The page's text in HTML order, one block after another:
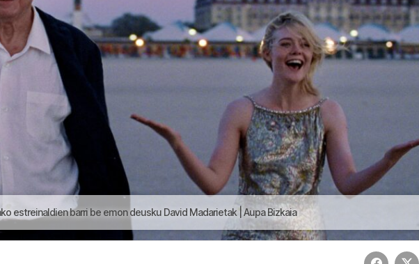
estreinaldien barri be emon deusku David Madarietak | Aupa Bizkaia